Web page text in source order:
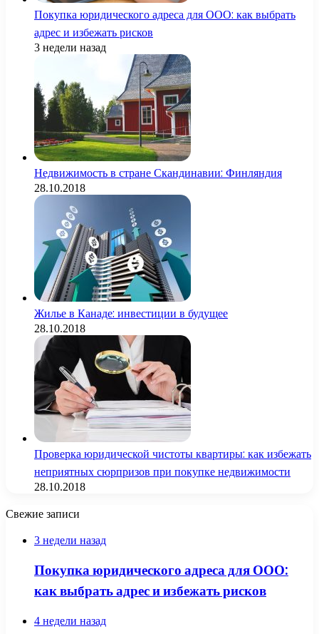
Покупка юридического адреса для ООО: как выбрать
адрес и избежать рисков
3 недели назад
Недвижимость в стране Скандинавии: Финляндия
28.10.2018
Жилье в Канаде: инвестиции в будущее
28.10.2018
Проверка юридической чистоты квартиры: как избежать
неприятных сюрпризов при покупке недвижимости
28.10.2018
Свежие записи
3 недели назад
Покупка юридического адреса для ООО:
как выбрать адрес и избежать рисков
4 недели назад